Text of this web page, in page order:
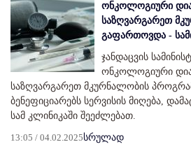
ონკოლოგიური
საზღვარგარეთ
გაფართოვდა -
ჯანდაცვის
ონკოლოგიური
საზღვარგარეთ მკურნალობის
ბენეფიციარებს სერვისის მიღება,
სამ კლინიკაში შეეძლებათ.
13:05 / 04.02.2025სრულად